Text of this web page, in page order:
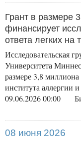
Грант в
финансирует
ответа легких на
Исследовательская
Университета
размере 3,8
института аллергии
09.06.2026 00:00
08 июня 2026